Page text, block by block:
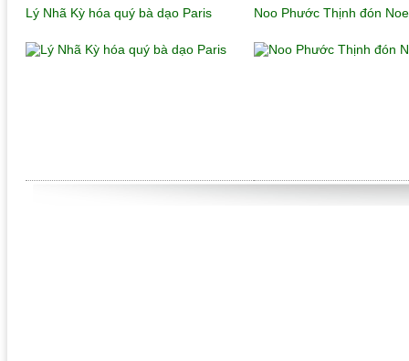
Lý Nhã Kỳ hóa quý bà dạo Paris Noo Phước Thịnh đón